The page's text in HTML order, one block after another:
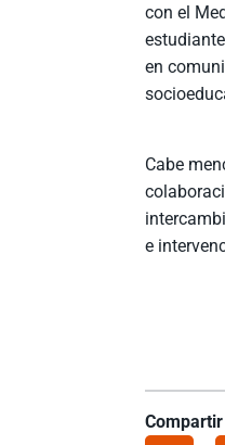
con el
en
Cabe
e
Compartir